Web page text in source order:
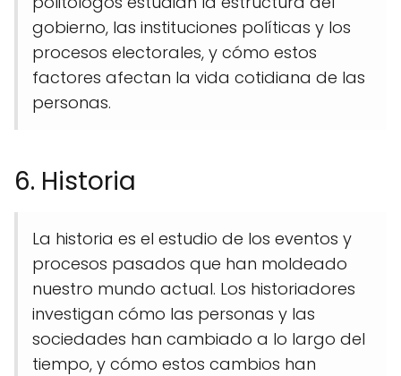
gobierno, las instituciones políticas y los
procesos electorales, y cómo estos
factores afectan la vida cotidiana de las
personas.
6. Historia
La historia es el estudio de los eventos y
procesos pasados que han moldeado
nuestro mundo actual. Los historiadores
investigan cómo las personas y las
sociedades han cambiado a lo largo del
tiempo, y cómo estos cambios han